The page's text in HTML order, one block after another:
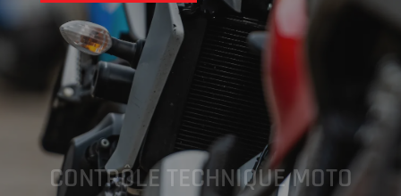
CONTRÔLE TECHNIQUE MOTO